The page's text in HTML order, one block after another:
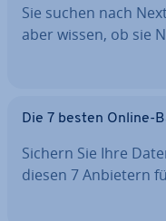
Sie suchen nach
aber wissen, ob sie
Die 7 besten Online-
Sichern Sie Ihre
diesen 7 Anbietern